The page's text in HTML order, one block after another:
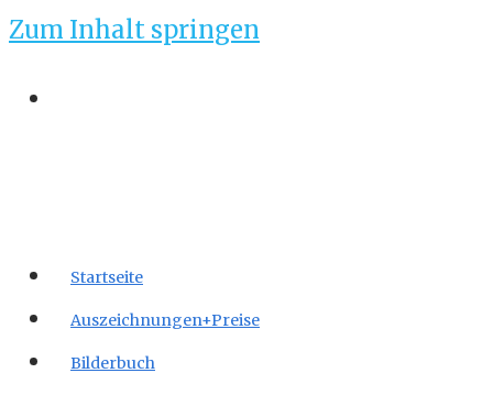
Zum Inhalt springen
Startseite
Auszeichnungen+Preise
Bilderbuch